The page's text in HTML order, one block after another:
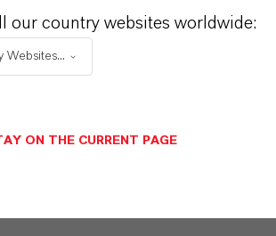
DE LOS PRODUCTOS
PRODUCTO
our country websites worldwide:
Websites...
ON THE CURRENT PAGE